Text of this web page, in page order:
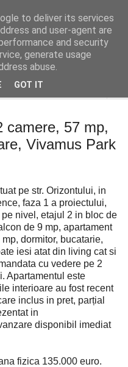
Baciu 0768 440 185
camere, 57 mp,
Vivamus Park
pe str. Orizontului, in
faza 1 a proiectului,
nivel, etajul 2 in bloc de
de 9 mp, apartament
dormitor, bucatarie,
iesi atat din living cat si
cu vedere pe 2
Apartamentul este
interioare au fost recent
inclus in pret, parțial
in
disponibil imediat
fizica 135.000 euro.
to deliver its services
and user-agent are
and security
generate usage
abuse.
GOT IT